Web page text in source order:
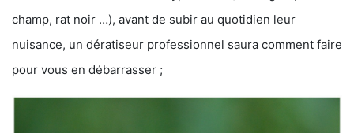
champ, rat noir …), avant de subir au quotidien leur
nuisance, un dératiseur professionnel saura comment faire
pour vous en débarrasser ;